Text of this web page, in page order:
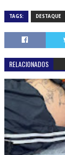
TAGS: DESTAQUE
RELACIONADOS